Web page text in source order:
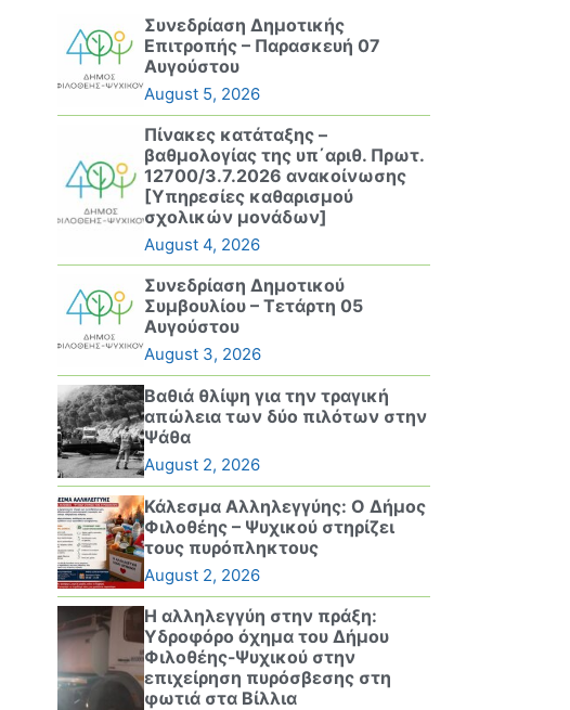
Συνεδρίαση Δημοτικής
Επιτροπής – Παρασκευή 07
Αυγούστου
August 5, 2026
Πίνακες κατάταξης –
βαθμολογίας της υπ΄αριθ. Πρωτ.
12700/3.7.2026 ανακοίνωσης
[Υπηρεσίες καθαρισμού
σχολικών μονάδων]
August 4, 2026
Συνεδρίαση Δημοτικού
Συμβουλίου – Τετάρτη 05
Αυγούστου
August 3, 2026
Βαθιά θλίψη για την τραγική
απώλεια των δύο πιλότων στην
Ψάθα
August 2, 2026
Κάλεσμα Αλληλεγγύης: Ο Δήμος
Φιλοθέης – Ψυχικού στηρίζει
τους πυρόπληκτους
August 2, 2026
Η αλληλεγγύη στην πράξη:
Υδροφόρο όχημα του Δήμου
Φιλοθέης-Ψυχικού στην
επιχείρηση πυρόσβεσης στη
φωτιά στα Βίλλια